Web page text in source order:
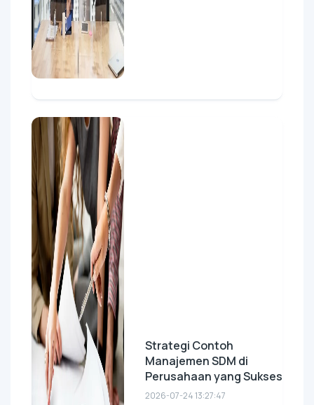
Strategi Contoh
Manajemen SDM di
Perusahaan yang Sukses
2026-07-24 13:27:47